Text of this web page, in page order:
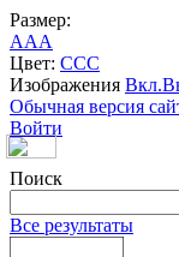
Размер:
AAA
Цвет: CCC
Изображения Вкл.
Обычная версия
Войти
Поиск
Все результаты